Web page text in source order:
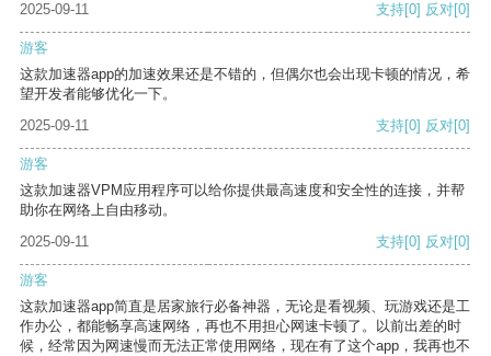
2025-09-11 支持[0] 反对[0]
游客
这款加速器app的加速效果还是不错的，但偶尔也会出现卡顿的情况，希
望开发者能够优化一下。
2025-09-11
支持[0] 反对[0]
游客
这款加速器VPM应用程序可以给你提供最高速度和安全性的连接，并帮
助你在网络上自由移动。
2025-09-11
支持[0] 反对[0]
游客
这款加速器app简直是居家旅行必备神器，无论是看视频、玩游戏还是工
作办公，都能畅享高速网络，再也不用担心网速卡顿了。以前出差的时
候，经常因为网速慢而无法正常使用网络，现在有了这个app，我再也不